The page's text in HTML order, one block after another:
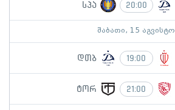
სპა 20:00
შაბათი, 15 აგვისტო
დთბ 19:00
ტორ 21:00